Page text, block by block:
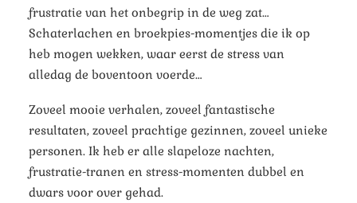
frustratie van het onbegrip in de weg zat…
Schaterlachen en broekpies-momentjes die ik op
heb mogen wekken, waar eerst de stress van
alledag de boventoon voerde…
Zoveel mooie verhalen, zoveel fantastische
resultaten, zoveel prachtige gezinnen, zoveel unieke
personen. Ik heb er alle slapeloze nachten,
frustratie-tranen en stress-momenten dubbel en
dwars voor over gehad.